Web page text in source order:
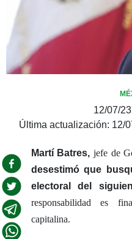
12/07/
Última actualización: 12/
Martí Batres, jefe de
desestimó que
electoral del
responsabilidad es
capitalina.